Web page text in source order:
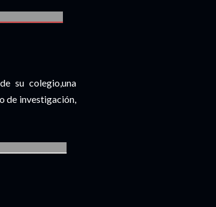
su colegio,una
de investigación,